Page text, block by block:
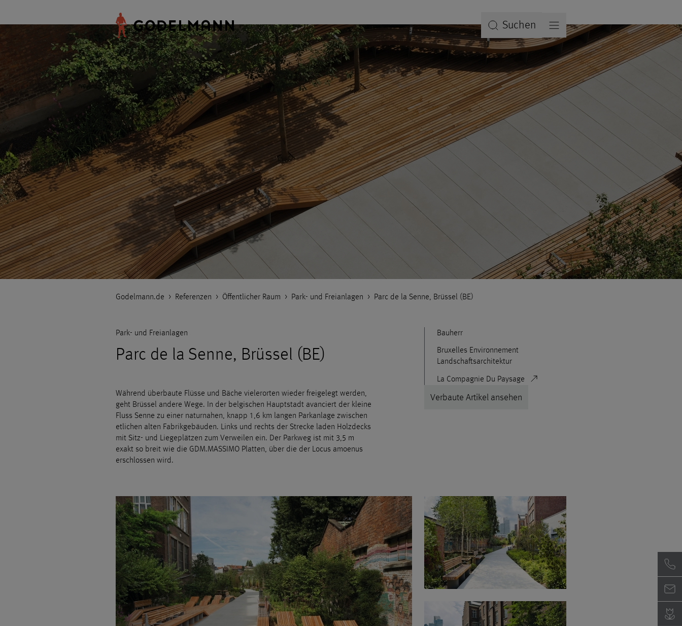
Suchen
Godelmann.de > Referenzen > Öffentlicher Raum > Park- und Freianlagen > Parc de la Senne, Brüssel (BE)
Park- und Freianlagen
Parc de la Senne, Brüssel (BE)
Während überbaute Flüsse und Bäche vielerorten wieder freigelegt werden,
geht Brüssel andere Wege. In der belgischen Hauptstadt avanciert der kleine
Fluss Senne zu einer naturnahen, knapp 1,6 km langen Parkanlage zwischen
etlichen alten Fabrikgebäuden. Links und rechts der Strecke laden Holzdecks
mit Sitz- und Liegeplätzen zum Verweilen ein. Der Parkweg ist mit 3,5 m
exakt so breit wie die GDM.MASSIMO Platten, über die der Locus amoenus
erschlossen wird.
Bauherr
Bruxelles Environnement
Landschaftsarchitektur
La Compagnie Du Paysage
Verbaute Artikel ansehen